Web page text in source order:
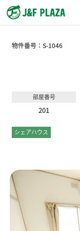
物件番号：S-1046
部屋番号
201
シェアハウス